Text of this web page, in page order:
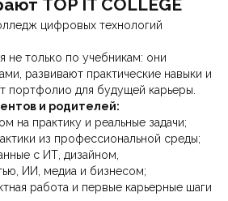
TOP IT COLLEGE
цифровых технологий
не только по учебникам: они
развивают практические навыки и
портфолио для будущей карьеры.
и родителей:
на практику и реальные задачи;
из профессиональной среды;
с ИТ, дизайном,
ИИ, медиа и бизнесом;
работа и первые карьерные шаги